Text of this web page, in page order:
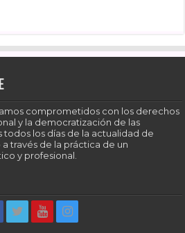
comprometidos con los derechos
y la democratización de las
los días de la actualidad de
través de la práctica de un
y profesional.